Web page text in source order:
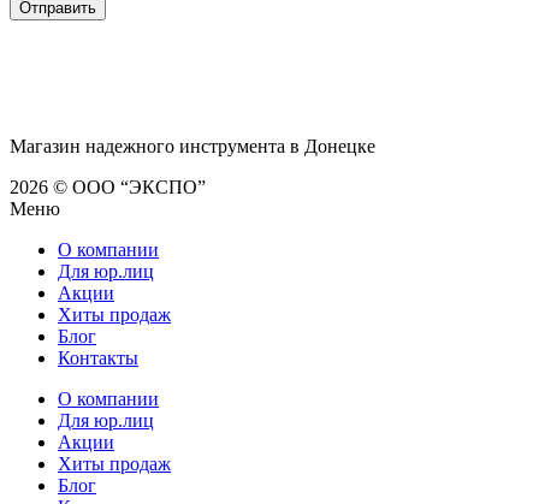
Магазин надежного инструмента в Донецке
2026 © ООО “ЭКСПО”
Меню
О компании
Для юр.лиц
Акции
Хиты продаж
Блог
Контакты
О компании
Для юр.лиц
Акции
Хиты продаж
Блог